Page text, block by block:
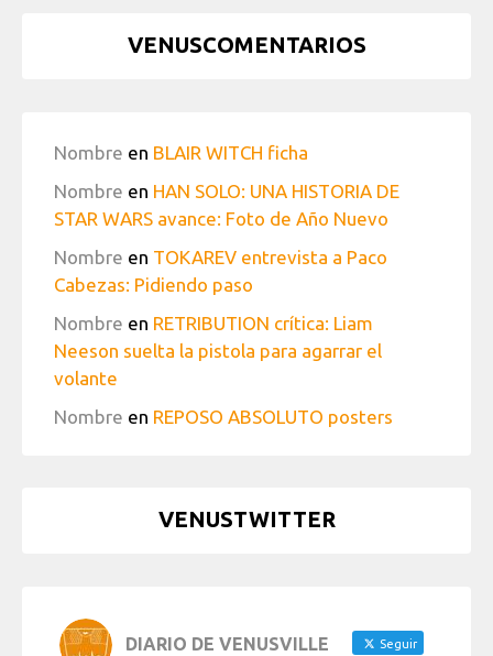
VENUSCOMENTARIOS
Nombre en BLAIR WITCH ficha
Nombre en HAN SOLO: UNA HISTORIA DE
STAR WARS avance: Foto de Año Nuevo
Nombre en TOKAREV entrevista a Paco
Cabezas: Pidiendo paso
Nombre en RETRIBUTION crítica: Liam
Neeson suelta la pistola para agarrar el
volante
Nombre en REPOSO ABSOLUTO posters
VENUSTWITTER
DIARIO DE VENUSVILLE Seguir